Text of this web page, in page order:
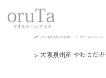
トップページ
大阪泉州産 やわはだ
大阪泉州産 やわはだ